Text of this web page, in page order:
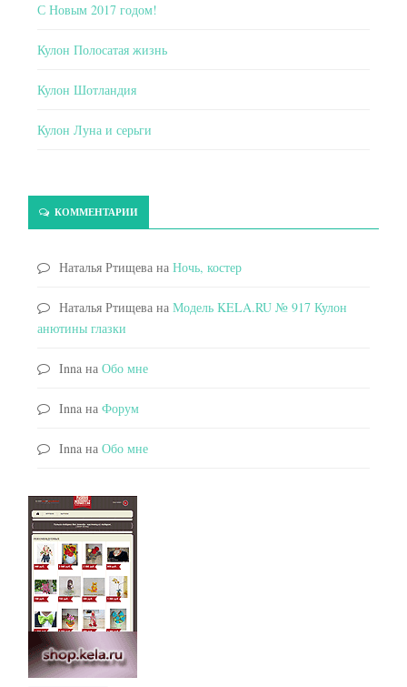
С Новым 2017 годом!
Кулон Полосатая жизнь
Кулон Шотландия
Кулон Луна и серьги
КОММЕНТАРИИ
Наталья Ртищева на Ночь, костер
Наталья Ртищева на Модель KELA.RU № 917 Кулон
анютины глазки
Inna на Обо мне
Inna на Форум
Inna на Обо мне